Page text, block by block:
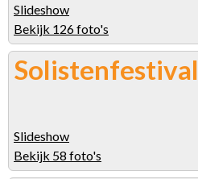
Slideshow
Bekijk 126 foto's
Solistenfestival
Slideshow
Bekijk 58 foto's